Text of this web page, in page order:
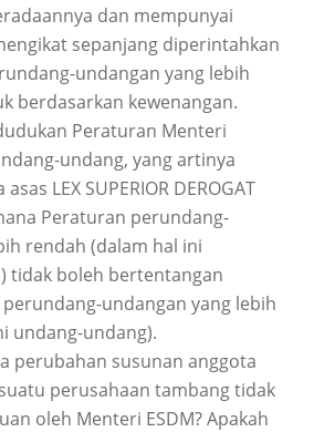
dan mempunyai
sepanjang diperintahkan
undangan yang lebih
berdasarkan kewenangan.
Peraturan Menteri
undang, yang artinya
LEX SUPERIOR DEROGAT
Peraturan perundang-
rendah (dalam hal ini
tidak boleh bertentangan
undangan yang lebih
undang-undang).
perubahan susunan anggota
perusahaan tambang tidak
oleh Menteri ESDM? Apakah